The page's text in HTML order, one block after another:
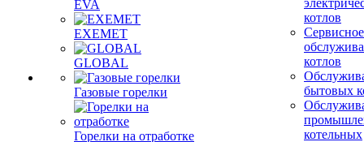
EVA
EXEMET
GLOBAL
Газовые горелки
Горелки на отработке
котлов
Сервисное
котлов
бытовых
котельных